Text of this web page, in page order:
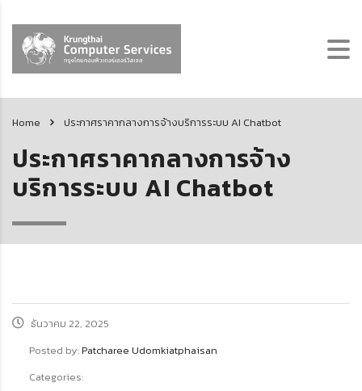
Home ประกาศราคากลางการจ้างบริการระบบ AI Chatbot
ประกาศราคากลางการจ้าง
บริการระบบ AI Chatbot
ธันวาคม 22, 2025
Posted by:Patcharee Udomkiatphaisan
Categories: